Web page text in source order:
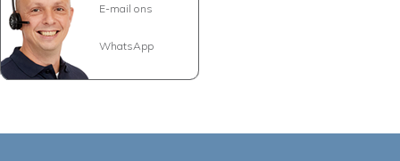
E-mail ons
WhatsApp